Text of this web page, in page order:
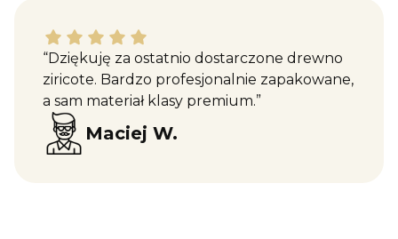
Maciej W. dał ocenę: 5
“Dziękuję za ostatnio dostarczone drewno
ziricote. Bardzo profesjonalnie zapakowane,
a sam materiał klasy premium.”
Maciej W.